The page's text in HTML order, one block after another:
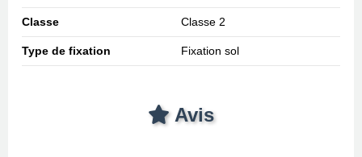
Classe Classe 2
Type de fixation Fixation sol
Avis